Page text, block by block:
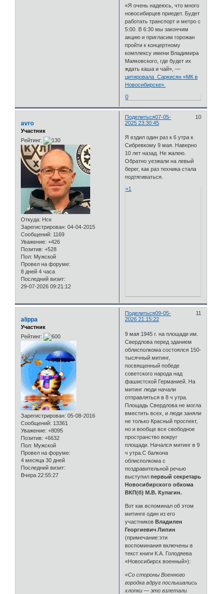
«Я очень надеюсь, что много
новосибирцев приедет. Будет
работать транспорт и метро с
5:00. В 6:30 мы закончим
акцию и пригласим горожан
пройти к концертному
комплексу имени Владимира
Маяковского, где будет их
ждать каша и чай», —
цитировала Саркисян «МК в
Новосибирске».
0
Поделиться 10
07-05-
2025 23:30:45
avro
Участник
Рейтинг:
Откуда: Нск
Зарегистрирован: 04-04-2015
Сообщений: 1169
Уважение: +426
Позитив: +528
Пол: Мужской
Провел на форуме:
8 дней 4 часа
Последний визит:
29-07-2026 09:21:12
Я ездил один раз к 6 утра к
Сибревкому 9 мая. Наверно
10 лет назад. Не жалею.
Обратно уезжали на левый
берег, как раз техника стала
подтягиваться.
+1
Поделиться 11
09-05-
2026 21:15:22
alippa
Участник
Рейтинг:
Зарегистрирован: 05-08-2016
Сообщений: 13361
Уважение: +8095
Позитив: +6632
Пол: Мужской
Провел на форуме:
4 месяца 30 дней
Последний визит:
Вчера 22:55:27
9 мая 1945 г. на площади им.
Свердлова перед зданием
облисполкома состоялся 150-
тысячный митинг,
посвященный победе
советского народа над
фашистской Германией. На
митинг люди начали
отправляться в 8 ч утра.
Площадь Свердлова не могла
вместить всех, и люди заняли
не только Красный проспект,
но и вообще все свободное
пространство вокруг
площади. Начался митинг в 9
ч утра.С балкона
облисполкома с
поздравительной речью
выступилпервый секретарь
Новосибирского обкома
ВКП(б) М.В. Кулагин.
Вот как вспоминал об этом
митинге один из его
участниковВладилен
Георгиевич Липин
(примечание:эти
воспоминания включены в
текст книги К.А. Голодяева
«Новосибирск военный»):
«Со стороны Военного
городка вдруг послышались
хлопки — это взлетали